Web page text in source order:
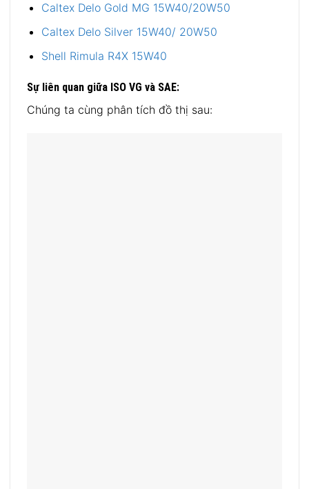
Caltex Delo Gold MG 15W40/20W50
Caltex Delo Silver 15W40/ 20W50
Shell Rimula R4X 15W40
Sự liên quan giữa ISO VG và SAE:
Chúng ta cùng phân tích đồ thị sau: